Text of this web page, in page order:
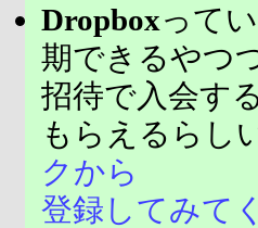
Dropboxって
期できるやつ
招待で入会す
もらえるらし
クから
登録してみて